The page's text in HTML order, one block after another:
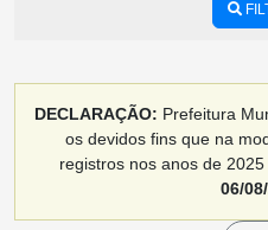
DECLARAÇÃO: Prefeitura
os devidos fins que na
registros nos anos de
06/